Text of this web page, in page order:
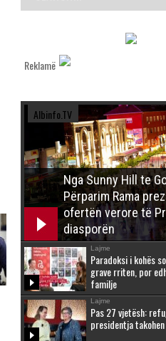
Reklamë
Albinfo.TV
Nga Sunny Hill te
Përparim Rama
ofertën verore të
diasporën
Lajme
Paradoksi i kohës
grave rriten, por
familje
Lajme
Pas 27 vjetësh:
presidentja